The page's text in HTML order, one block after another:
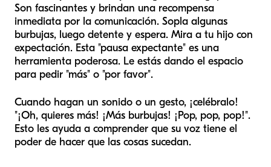
Son fascinantes y brindan una recompensa
inmediata por la comunicación. Sopla algunas
burbujas, luego detente y espera. Mira a tu hijo con
expectación. Esta "pausa expectante" es una
herramienta poderosa. Le estás dando el espacio
para pedir "más" o "por favor".
Cuando hagan un sonido o un gesto, ¡celébralo!
"¡Oh, quieres más! ¡Más burbujas! ¡Pop, pop, pop!".
Esto les ayuda a comprender que su voz tiene el
poder de hacer que las cosas sucedan.